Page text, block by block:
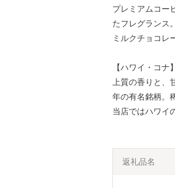
プレミアムコー
たフレグランス。
ミルクチョコレ
【ハワイ・コナ】
上質の香りと、
年の有名銘柄。
当店ではハワイ
返礼品名